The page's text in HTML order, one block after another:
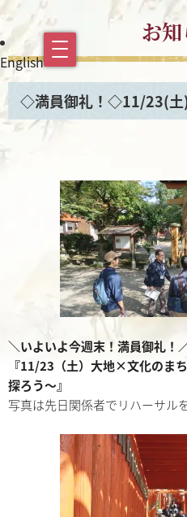
English
お
◇満員御礼！◇11/23(土
＼いよいよ今週末！満員御礼！
『11/23（土）大地×文化のま
探ろう～』
写真は先日関係者でリハーサル